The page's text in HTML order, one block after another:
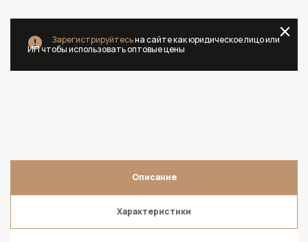
Зарегистрируйтесьна сайте как юридическое лицо или
ИП чтобы использовать оптовые цены
Описание
Характеристики